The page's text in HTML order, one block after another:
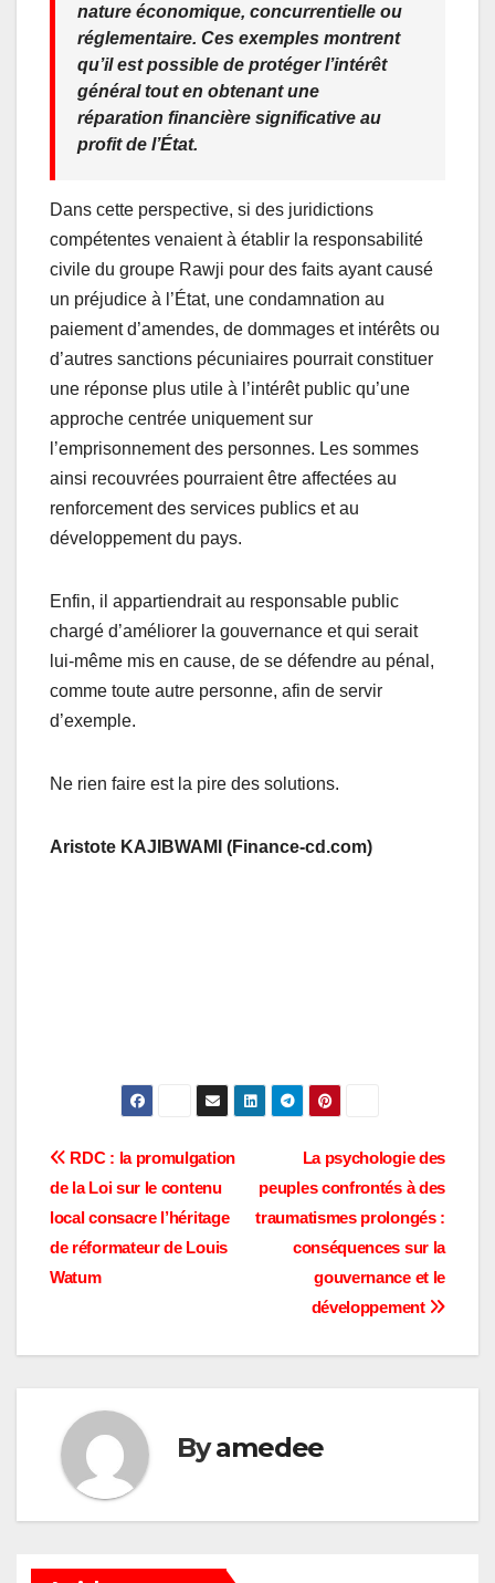
nature économique, concurrentielle ou
réglementaire. Ces exemples montrent
qu’il est possible de protéger l’intérêt
général tout en obtenant une
réparation financière significative au
profit de l’État.
Dans cette perspective, si des juridictions
compétentes venaient à établir la responsabilité
civile du groupe Rawji pour des faits ayant causé
un préjudice à l’État, une condamnation au
paiement d’amendes, de dommages et intérêts ou
d’autres sanctions pécuniaires pourrait constituer
une réponse plus utile à l’intérêt public qu’une
approche centrée uniquement sur
l’emprisonnement des personnes. Les sommes
ainsi recouvrées pourraient être affectées au
renforcement des services publics et au
développement du pays.
Enfin, il appartiendrait au responsable public
chargé d’améliorer la gouvernance et qui serait
lui-même mis en cause, de se défendre au pénal,
comme toute autre personne, afin de servir
d’exemple.
Ne rien faire est la pire des solutions.
Aristote KAJIBWAMI (Finance-cd.com)
Navigation
de
l’article
La psychologie des
peuples confrontés à des
traumatismes prolongés :
conséquences sur la
gouvernance et le
développement
RDC : la promulgation
de la Loi sur le contenu
local consacre l’héritage
de réformateur de Louis
Watum
Byamedee